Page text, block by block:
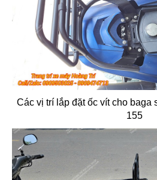
Các vị trí lắp đặt ốc vít cho baga
155